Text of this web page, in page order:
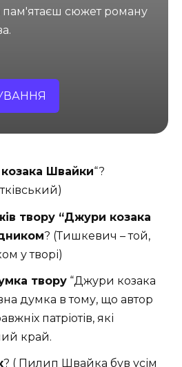
пам'ятаєш сюжет роману
Швайки“?
твору “Джури козака
? (Тишкевич – той,
у творі)
твору “Джури козака
думка в тому, що автор
патріотів, які
край.
? ( Пилип Швайка був усім